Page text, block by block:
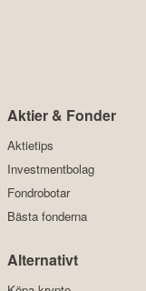
Aktier & Fonder
Aktietips
Investmentbolag
Fondrobotar
Bästa fonderna
Alternativt